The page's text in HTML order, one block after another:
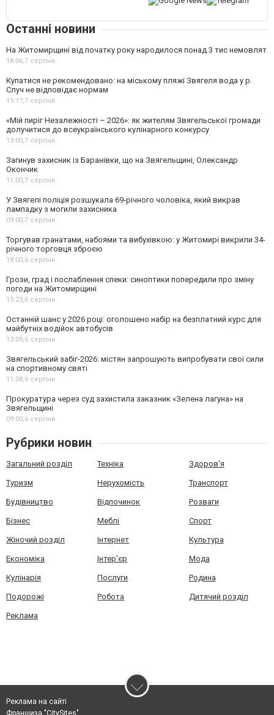
Останні новини
На Житомирщині від початку року народилося понад 3 тис немовлят
18:06,7 серпня
Купатися не рекомендовано: на міському пляжі Звягеля вода у р.
Случ не відповідає нормам
15:17,7 серпня
«Мій пиріг Незалежності – 2026»: як жителям Звягельської громади
долучитися до всеукраїнського кулінарного конкурсу
13:00,7 серпня
Загинув захисник із Баранівки, що на Звягельщині, Олександр
Окончик
11:00,7 серпня
У Звягелі поліція розшукала 69-річного чоловіка, який викрав
лампадку з могили захисника
09:00,7 серпня
Торгував гранатами, набоями та вибухівкою: у Житомирі викрили 34-
річного торговця зброєю
18:00,6 серпня
Грози, град і послаблення спеки: синоптики попередили про зміну
погоди на Житомирщині
15:23,6 серпня
Останній шанс у 2026 році: оголошено набір на безплатний курс для
майбутніх водійок автобусів
13:09,6 серпня
Звягельський забіг-2026: містян запрошують випробувати свої сили
на спортивному святі
11:08,6 серпня
Прокуратура через суд захистила заказник «Зелена лагуна» на
Звягельщині
09:00,6 серпня
Рубрики новин
Загальний розділ Техніка Здоров'я
Туризм Нерухомість Транспорт
Будівництво Відпочинок Розваги
Бізнес Меблі Спорт
Жіночий розділ Інтернет Культура
Економіка Інтер'єр Мода
Кулінарія Послуги Родина
Подорожі Робота Дитячий розділ
Реклама
Реклама на сайті